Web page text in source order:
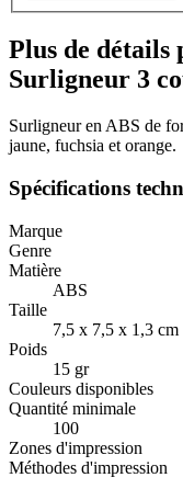
Plus de
Surligneur 3
Surligneur en ABS de
jaune, fuchsia et orange.
Spécifications
Marque
Genre
Matière
ABS
Taille
7,5 x 7,5 x 1,3 cm
Poids
15 gr
Couleurs disponibles
Quantité minimale
100
Zones d'impression
Méthodes d'impression